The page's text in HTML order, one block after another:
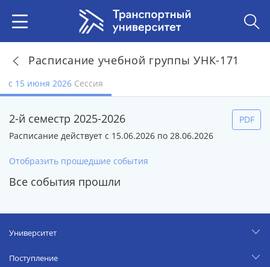
Расписание учебной группы УНК-171
с 15 июня 2026 Сессия
2-й семестр 2025-2026
Расписание действует с 15.06.2026 по 28.06.2026
PDF
Отобразить прошедшие события
Все события прошли
Университет
Поступление